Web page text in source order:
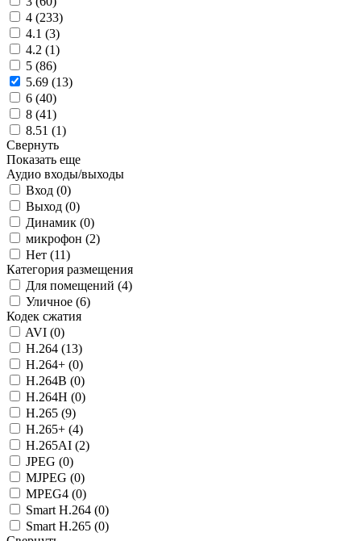
4 (233)
4.1 (3)
4.2 (1)
5 (86)
5.69 (13)
6 (40)
8 (41)
8.51 (1)
Свернуть
Показать еще
Аудио входы/выходы
Вход (0)
Выход (0)
Динамик (0)
микрофон (2)
Нет (11)
Категория размещения
Для помещений (4)
Уличное (6)
Кодек сжатия
AVI (0)
H.264 (13)
H.264+ (0)
H.264B (0)
H.264H (0)
H.265 (9)
H.265+ (4)
H.265AI (2)
JPEG (0)
MJPEG (0)
MPEG4 (0)
Smart H.264 (0)
Smart H.265 (0)